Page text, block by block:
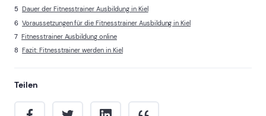
Dauer der Fitnesstrainer Ausbildung in Kiel
Voraussetzungen für die Fitnesstrainer Ausbildung in Kiel
Fitnesstrainer Ausbildung online
Fazit: Fitnesstrainer werden in Kiel
Teilen